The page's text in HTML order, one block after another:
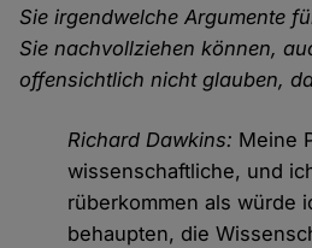
Sie irgendwelche Argumente
Sie nachvollziehen können,
offensichtlich nicht glauben,
Richard Dawkins: Meine
wissenschaftliche, und
rüberkommen als würde
behaupten, die